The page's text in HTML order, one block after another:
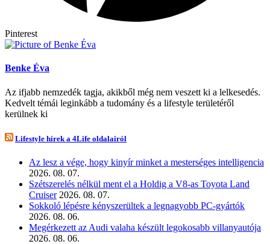
Pinterest
Benke Éva
Az ifjabb nemzedék tagja, akikből még nem veszett ki a lelkesedés.
Kedvelt témái leginkább a tudomány és a lifestyle területéről
kerülnek ki
Lifestyle hírek a 4Life oldalairól
Az lesz a vége, hogy kinyír minket a mesterséges intelligencia
2026. 08. 07.
Szétszerelés nélkül ment el a Holdig a V8-as Toyota Land
Cruiser 2026. 08. 07.
Sokkoló lépésre kényszerültek a legnagyobb PC-gyártók
2026. 08. 06.
Megérkezett az Audi valaha készült legokosabb villanyautója
2026. 08. 06.